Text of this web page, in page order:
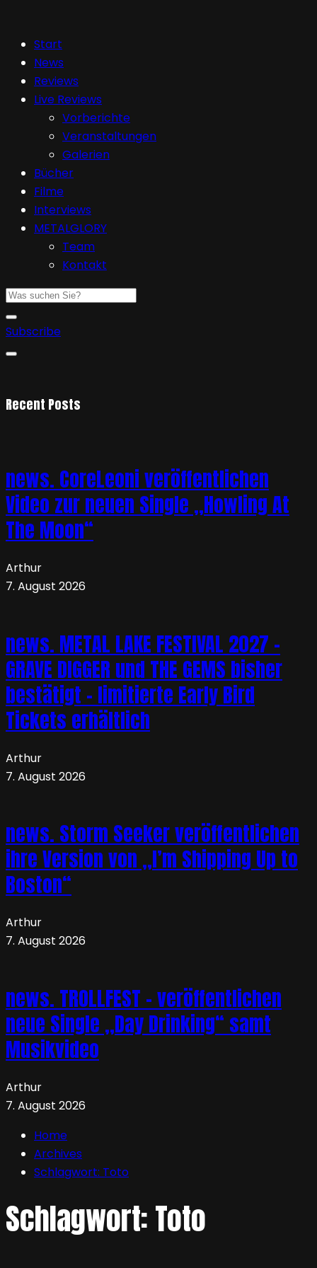
Start
News
Reviews
Live Reviews
Vorberichte
Veranstaltungen
Galerien
Bücher
Filme
Interviews
METALGLORY
Team
Kontakt
Subscribe
Recent Posts
news. CoreLeoni veröffentlichen
Video zur neuen Single „Howling At
The Moon“
Arthur
7. August 2026
news. METAL LAKE FESTIVAL 2027 –
GRAVE DIGGER und THE GEMS bisher
bestätigt – limitierte Early Bird
Tickets erhältlich
Arthur
7. August 2026
news. Storm Seeker veröffentlichen
ihre Version von „I’m Shipping Up to
Boston“
Arthur
7. August 2026
news. TROLLFEST – veröffentlichen
neue Single „Day Drinking“ samt
Musikvideo
Arthur
7. August 2026
Home
Archives
Schlagwort: Toto
Schlagwort:Toto